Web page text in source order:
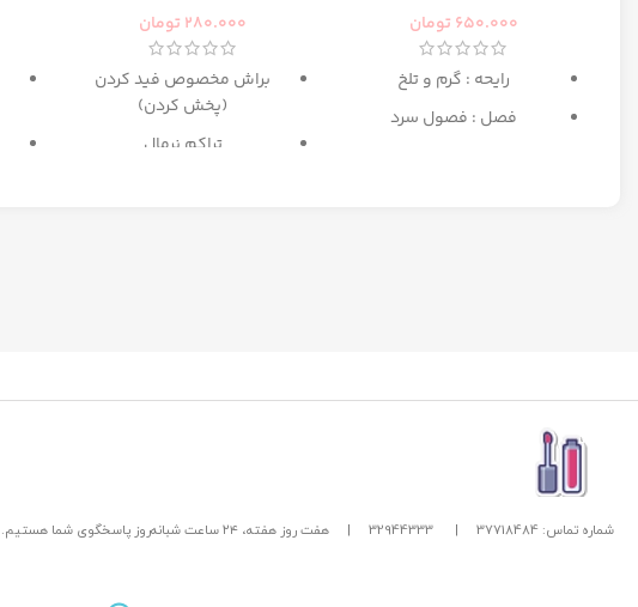
650.000 تومان
رایحه : گرم و تلخ
فصل : فصول سرد
280.000 تومان
براش مخصوص فید کردن
(پخش کردن)
تراکم نرمال
شماره تماس: 37718484 |
32944333
| هفت روز هفته، ۲۴ ساعت شبانه‌روز پاسخگوی شما هستیم.